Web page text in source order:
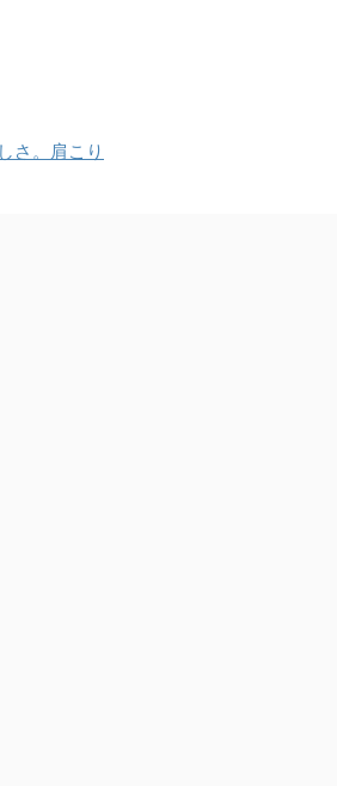
さ。肩こり